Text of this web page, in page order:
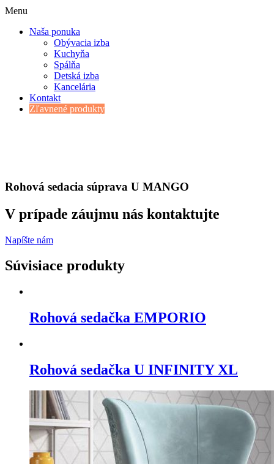
Menu
Naša ponuka
Obývacia izba
Kuchyňa
Spálňa
Detská izba
Kancelária
Kontakt
Zľavnené produkty
Rohová sedacia súprava U MANGO
V prípade záujmu nás kontaktujte
Napíšte nám
Súvisiace produkty
Rohová sedačka EMPORIO
Rohová sedačka U INFINITY XL